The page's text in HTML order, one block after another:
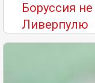
Боруссия
Ливерпулю